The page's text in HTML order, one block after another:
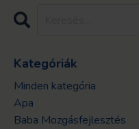
Kategóriák
Minden kategória
Apa
Baba Mozgásfejlesztés